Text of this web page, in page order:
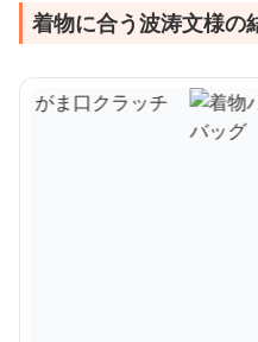
着物に合う波涛文様の